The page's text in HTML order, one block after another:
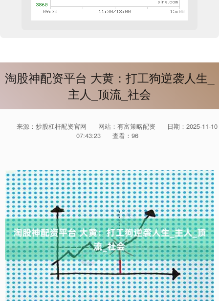
淘股神配资平台 大黄：打工狗逆袭人生_
主人_顶流_社会
来源：炒股杠杆配资官网 网站：有富策略配资
日期：2025-11-10
07:43:23
查看：96